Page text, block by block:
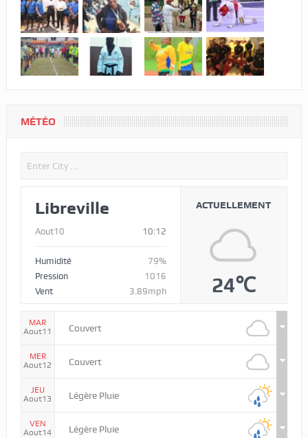
MÉTÉO
Libreville
Aout10 10:12
Humidité
79%
Pression
1016
Vent
3.89mph
ACTUELLEMENT
24℃
MAR
Aout11
Couvert
MER
Aout12
Couvert
JEU
Aout13
Légère Pluie
VEN
Aout14
Légère Pluie